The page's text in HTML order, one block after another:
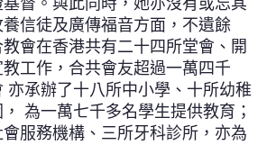
督。與此同時，她亦沒有或忘其
信徒及廣傳福音方面，不遺餘
會在香港共有二十四所堂會、開
工作，合共會友超過一萬四千
亦承辦了十八所中小學、十所幼稚
為一萬七千多名學生提供教育；
服務機構、三所牙科診所，亦為